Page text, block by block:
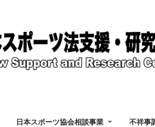
日本スポーツ協会相談事業 不祥事